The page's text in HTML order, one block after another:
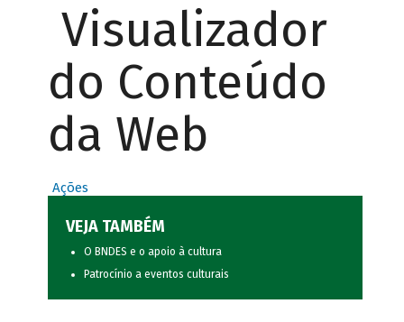
Visualizador
do Conteúdo
da Web
Ações
VEJA TAMBÉM
O BNDES e o apoio à cultura
Patrocínio a eventos culturais